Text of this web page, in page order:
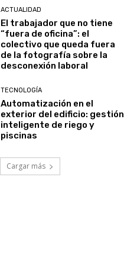
ACTUALIDAD
El trabajador que no tiene
“fuera de oficina”: el
colectivo que queda fuera
de la fotografía sobre la
desconexión laboral
TECNOLOGÍA
Automatización en el
exterior del edificio: gestión
inteligente de riego y
piscinas
Cargar más